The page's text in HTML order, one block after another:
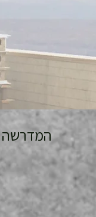
המדרשה